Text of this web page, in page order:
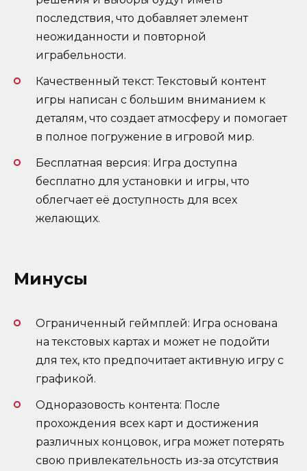
последствия, что добавляет элемент
неожиданности и повторной
играбельности.
Качественный текст: Текстовый контент
игры написан с большим вниманием к
деталям, что создает атмосферу и помогает
в полное погружение в игровой мир.
Бесплатная версия: Игра доступна
бесплатно для установки и игры, что
облегчает её доступность для всех
желающих.
Минусы
Ограниченный геймплей: Игра основана
на текстовых картaх и может не подойти
для тех, кто предпочитает активную игру с
графикой.
Одноразовость контента: После
прохождения всех карт и достижения
различных концовок, игра может потерять
свою привлекательность из-за отсутствия